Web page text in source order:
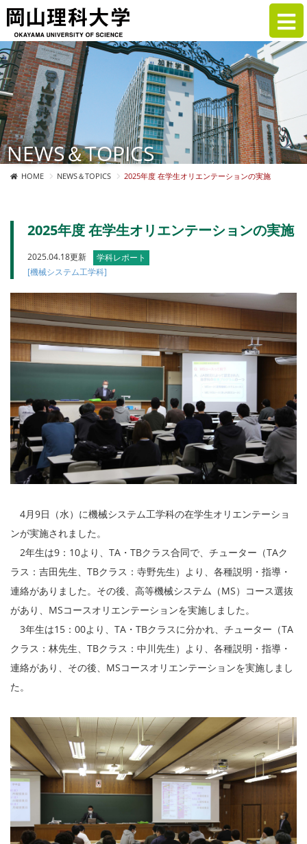
NEWS＆TOPICS
HOME NEWS＆TOPICS 2025年度 在学生オリエンテーションの実施
2025年度 在学生オリエンテーションの実施
2025.04.18更新
学科レポート
[機械システム工学科]
4月9日（水）に機械システム工学科の在学生オリエンテーショ
ンが実施されました。
2年生は9：10より、TA・TBクラス合同で、チューター（TAク
ラス：吉田先生、TBクラス：寺野先生）より、各種説明・指導・
連絡がありました。その後、高等機械システム（MS）コース選抜
があり、MSコースオリエンテーションを実施しました。
3年生は15：00より、TA・TBクラスに分かれ、チューター（TA
クラス：林先生、TBクラス：中川先生）より、各種説明・指導・
連絡があり、その後、MSコースオリエンテーションを実施しまし
た。